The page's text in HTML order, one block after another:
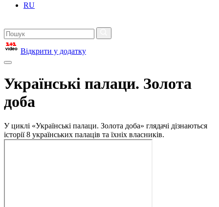
RU
Відкрити у додатку
Українські палаци. Золота
доба
У циклі «Українські палаци. Золота доба» глядачі дізнаються
історії 8 українських палаців та їхніх власників.